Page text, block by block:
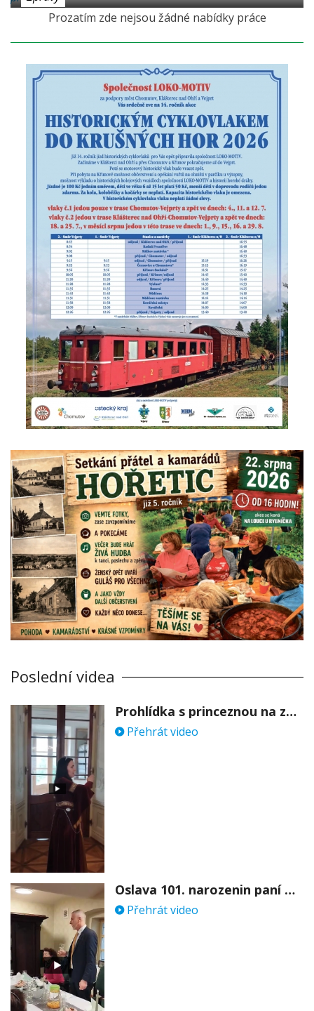
Prozatím zde nejsou žádné nabídky práce
Poslední videa
Prohlídka s princeznou na zámku Stekník
Přehrát video
Oslava 101. narozenin paní Věry Skořepové
Přehrát video